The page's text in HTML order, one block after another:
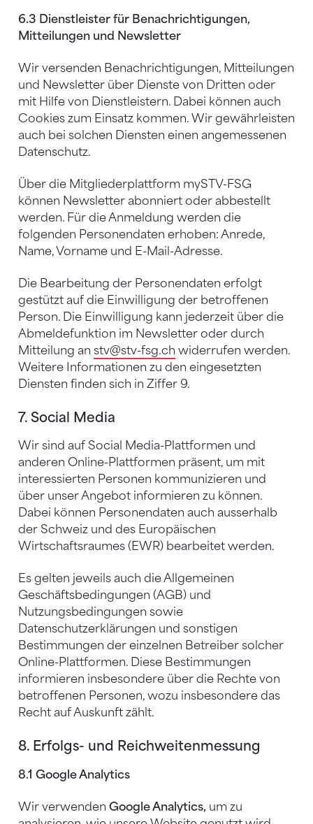
6.3 Dienstleister für Benachrichtigungen,
Mitteilungen und Newsletter
Wir versenden Benachrichtigungen, Mitteilungen
und Newsletter über Dienste von Dritten oder
mit Hilfe von Dienstleistern. Dabei können auch
Cookies zum Einsatz kommen. Wir gewährleisten
auch bei solchen Diensten einen angemessenen
Datenschutz.
Über die Mitgliederplattform mySTV-FSG
können Newsletter abonniert oder abbestellt
werden. Für die Anmeldung werden die
folgenden Personendaten erhoben: Anrede,
Name, Vorname und E-Mail-Adresse.
Die Bearbeitung der Personendaten erfolgt
gestützt auf die Einwilligung der betroffenen
Person. Die Einwilligung kann jederzeit über die
Abmeldefunktion im Newsletter oder durch
Mitteilung an stv@stv-fsg.ch widerrufen werden.
Weitere Informationen zu den eingesetzten
Diensten finden sich in Ziffer 9.
7. Social Media
Wir sind auf Social Media-Plattformen und
anderen Online-Plattformen präsent, um mit
interessierten Personen kommunizieren und
über unser Angebot informieren zu können.
Dabei können Personendaten auch ausserhalb
der Schweiz und des Europäischen
Wirtschaftsraumes (EWR) bearbeitet werden.
Es gelten jeweils auch die Allgemeinen
Geschäftsbedingungen (AGB) und
Nutzungsbedingungen sowie
Datenschutzerklärungen und sonstigen
Bestimmungen der einzelnen Betreiber solcher
Online-Plattformen. Diese Bestimmungen
informieren insbesondere über die Rechte von
betroffenen Personen, wozu insbesondere das
Recht auf Auskunft zählt.
8. Erfolgs- und Reichweitenmessung
8.1 Google Analytics
Wir verwenden Google Analytics, um zu